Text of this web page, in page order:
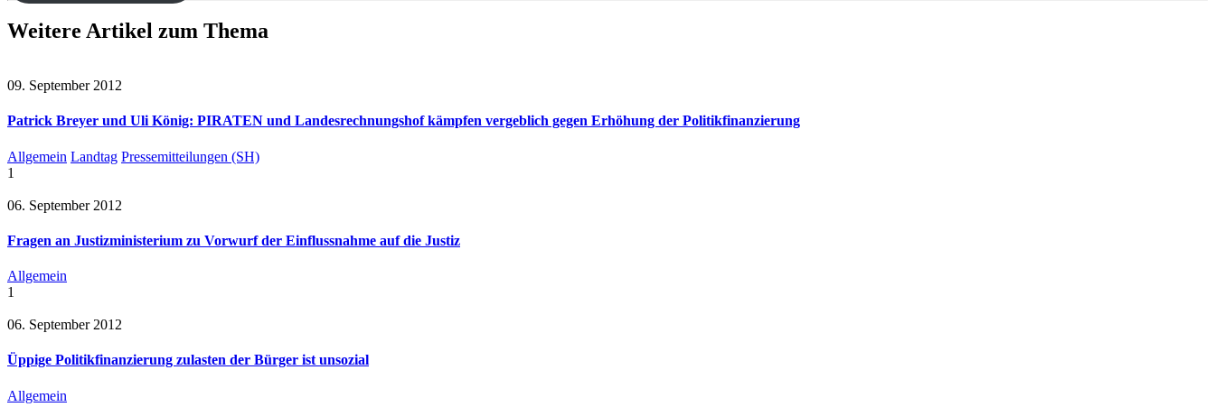
Weitere Artikel zum Thema
09. September 2012
Patrick Breyer und Uli König: PIRATEN und Landesrechnungshof kämpfen vergeblich gegen Erhöhung der Politikfinanzierung
Allgemein Landtag Pressemitteilungen (SH)
1
06. September 2012
Fragen an Justizministerium zu Vorwurf der Einflussnahme auf die Justiz
Allgemein
1
06. September 2012
Üppige Politikfinanzierung zulasten der Bürger ist unsozial
Allgemein